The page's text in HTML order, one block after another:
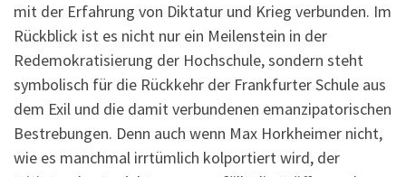
mit der Erfahrung von Diktatur und Krieg verbunden. Im
Rückblick ist es nicht nur ein Meilenstein in der
Redemokratisierung der Hochschule, sondern steht
symbolisch für die Rückkehr der Frankfurter Schule aus
dem Exil und die damit verbundenen emanzipatorischen
Bestrebungen. Denn auch wenn Max Horkheimer nicht,
wie es manchmal irrtümlich kolportiert wird, der